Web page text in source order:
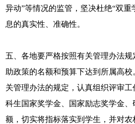
异动”等情况的监管，坚决杜绝“双重
息的真实性、准确性。
五、各地要严格按照有关管理办法
助政策的名额和预算下达到所属高
关管理办法的规定，认真组织评审
科生国家奖学金、国家励志奖学金、
额，切实将指标落实到学生，并对